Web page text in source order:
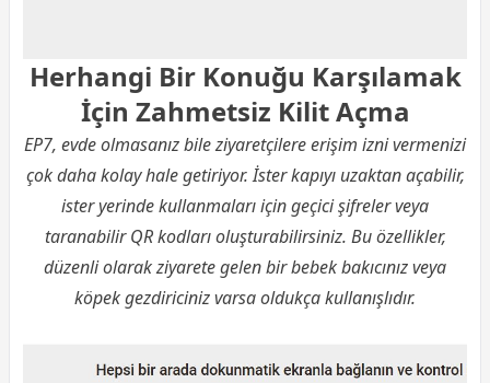
Herhangi Bir Konuğu Karşılamak
İçin Zahmetsiz Kilit Açma
EP7, evde olmasanız bile ziyaretçilere erişim izni vermenizi
çok daha kolay hale getiriyor. İster kapıyı uzaktan açabilir,
ister yerinde kullanmaları için geçici şifreler veya
taranabilir QR kodları oluşturabilirsiniz. Bu özellikler,
düzenli olarak ziyarete gelen bir bebek bakıcınız veya
köpek gezdiriciniz varsa oldukça kullanışlıdır.